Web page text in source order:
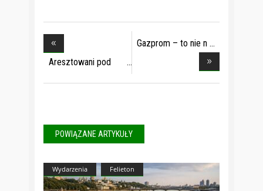
Aresztowani pod
Gazprom – to nie n
POWIĄZANE ARTYKUŁY
Wydarzenia Felieton